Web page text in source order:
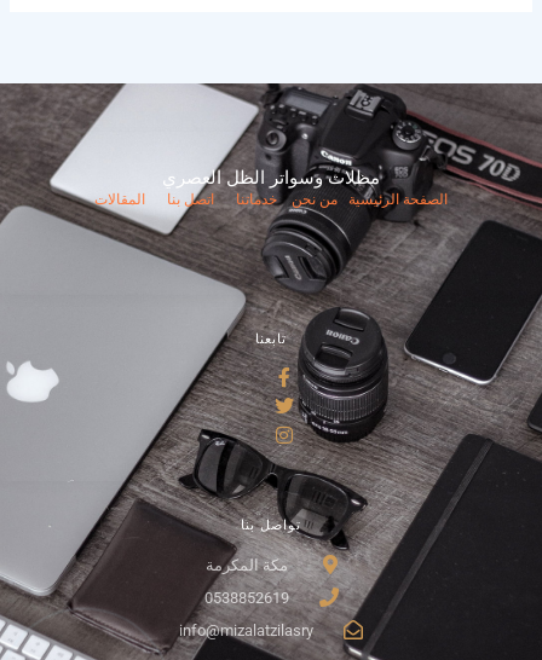
تواصل بنا
مكة المكرمة
0538852619
info@mizalatzilasry
تابعنا
مظلات وسواتر الظل العصري
الصفحة الرئيسية من نحن خدماتنا اتصل بنا المقالات